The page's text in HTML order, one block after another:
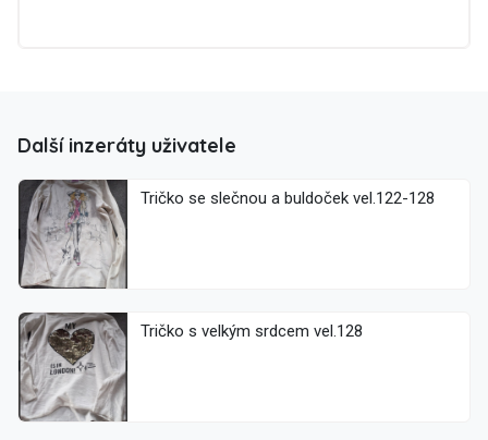
Další inzeráty uživatele
Tričko se slečnou a buldoček vel.122-128
Tričko s velkým srdcem vel.128